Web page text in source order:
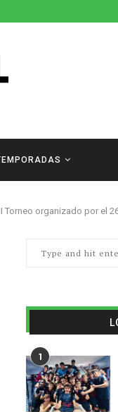
Torneo organizado por el
1